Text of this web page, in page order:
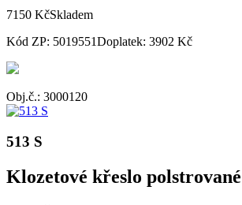
7150 KčSkladem
Kód ZP: 5019551Doplatek: 3902 Kč
Obj.č.: 3000120
513 S
Klozetové křeslo polstrované